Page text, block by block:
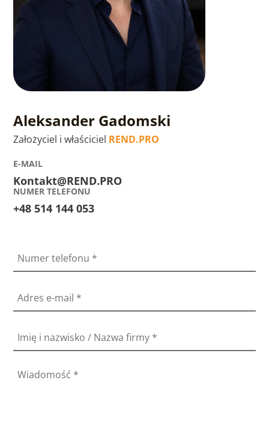
Numer telefonu *
Adres e-mail *
Imię i nazwisko / Nazwa firmy *
Wiadomość *
Aleksander Gadomski
Założyciel i właściciel REND.PRO
E-MAIL
Kontakt@REND.PRO
NUMER TELEFONU
+48 514 144 053